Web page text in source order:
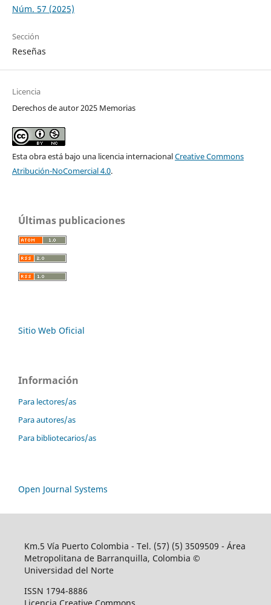
Núm. 57 (2025)
Sección
Reseñas
Licencia
Derechos de autor 2025 Memorias
Esta obra está bajo una licencia internacionalCreative Commons
Atribución-NoComercial 4.0.
Últimas publicaciones
Sitio Web Oficial
Información
Para lectores/as
Para autores/as
Para bibliotecarios/as
Open Journal Systems
Km.5 Vía Puerto Colombia - Tel. (57) (5) 3509509 - Área
Metropolitana de Barranquilla, Colombia ©
Universidad del Norte
ISSN 1794-8886
Licencia Creative Commons.